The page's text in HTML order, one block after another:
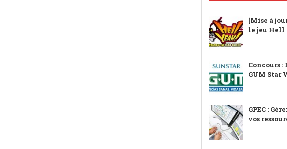
[Mise à
le jeu Hell
Concours :
GUM Star
GPEC :
vos